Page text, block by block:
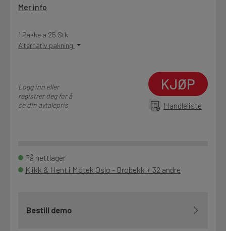
Kvalitetsprodukter til ekstra gode priser
Produktnyheter
Mer info
1 Pakke a 25 Stk
Alternativ pakning
Logg inn eller
registrer deg for å
se din avtalepris
KJØP
Handleliste
På nettlager
Klikk & Hent i Motek Oslo - Brobekk + 32 andre
Bestill demo